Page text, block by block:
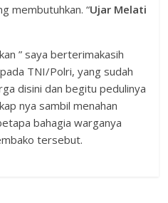
membutuhkan. “Ujar Melati
” saya berterimakasih
TNI/Polri, yang sudah
disini dan begitu pedulinya
nya sambil menahan
bahagia warganya
tersebut.